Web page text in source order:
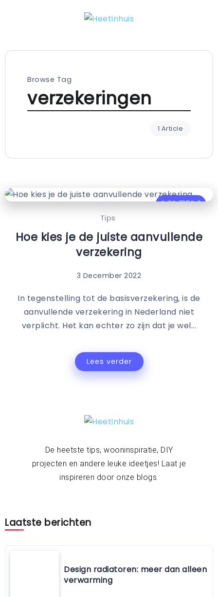
Browse Tag
verzekeringen
1 Article
0 715
2
Tips
Hoe kies je de juiste aanvullende
verzekering
3 December 2022
In tegenstelling tot de basisverzekering, is de
aanvullende verzekering in Nederland niet
verplicht. Het kan echter zo zijn dat je wel...
Lees verder
De heetste tips, wooninspiratie, DIY
projecten en andere leuke ideetjes! Laat je
inspireren door onze blogs.
Laatste berichten
Design radiatoren: meer dan alleen
verwarming